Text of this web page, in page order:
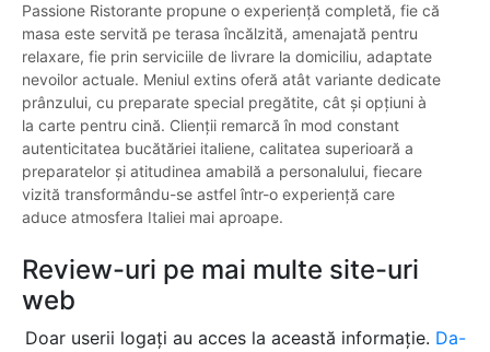
Passione Ristorante propune o experiență completă, fie că
masa este servită pe terasa încălzită, amenajată pentru
relaxare, fie prin serviciile de livrare la domiciliu, adaptate
nevoilor actuale. Meniul extins oferă atât variante dedicate
prânzului, cu preparate special pregătite, cât și opțiuni à
la carte pentru cină. Clienții remarcă în mod constant
autenticitatea bucătăriei italiene, calitatea superioară a
preparatelor și atitudinea amabilă a personalului, fiecare
vizită transformându-se astfel într-o experiență care
aduce atmosfera Italiei mai aproape.
Review-uri pe mai multe site-uri
web
Doar userii logați au acces la această informație. Da-